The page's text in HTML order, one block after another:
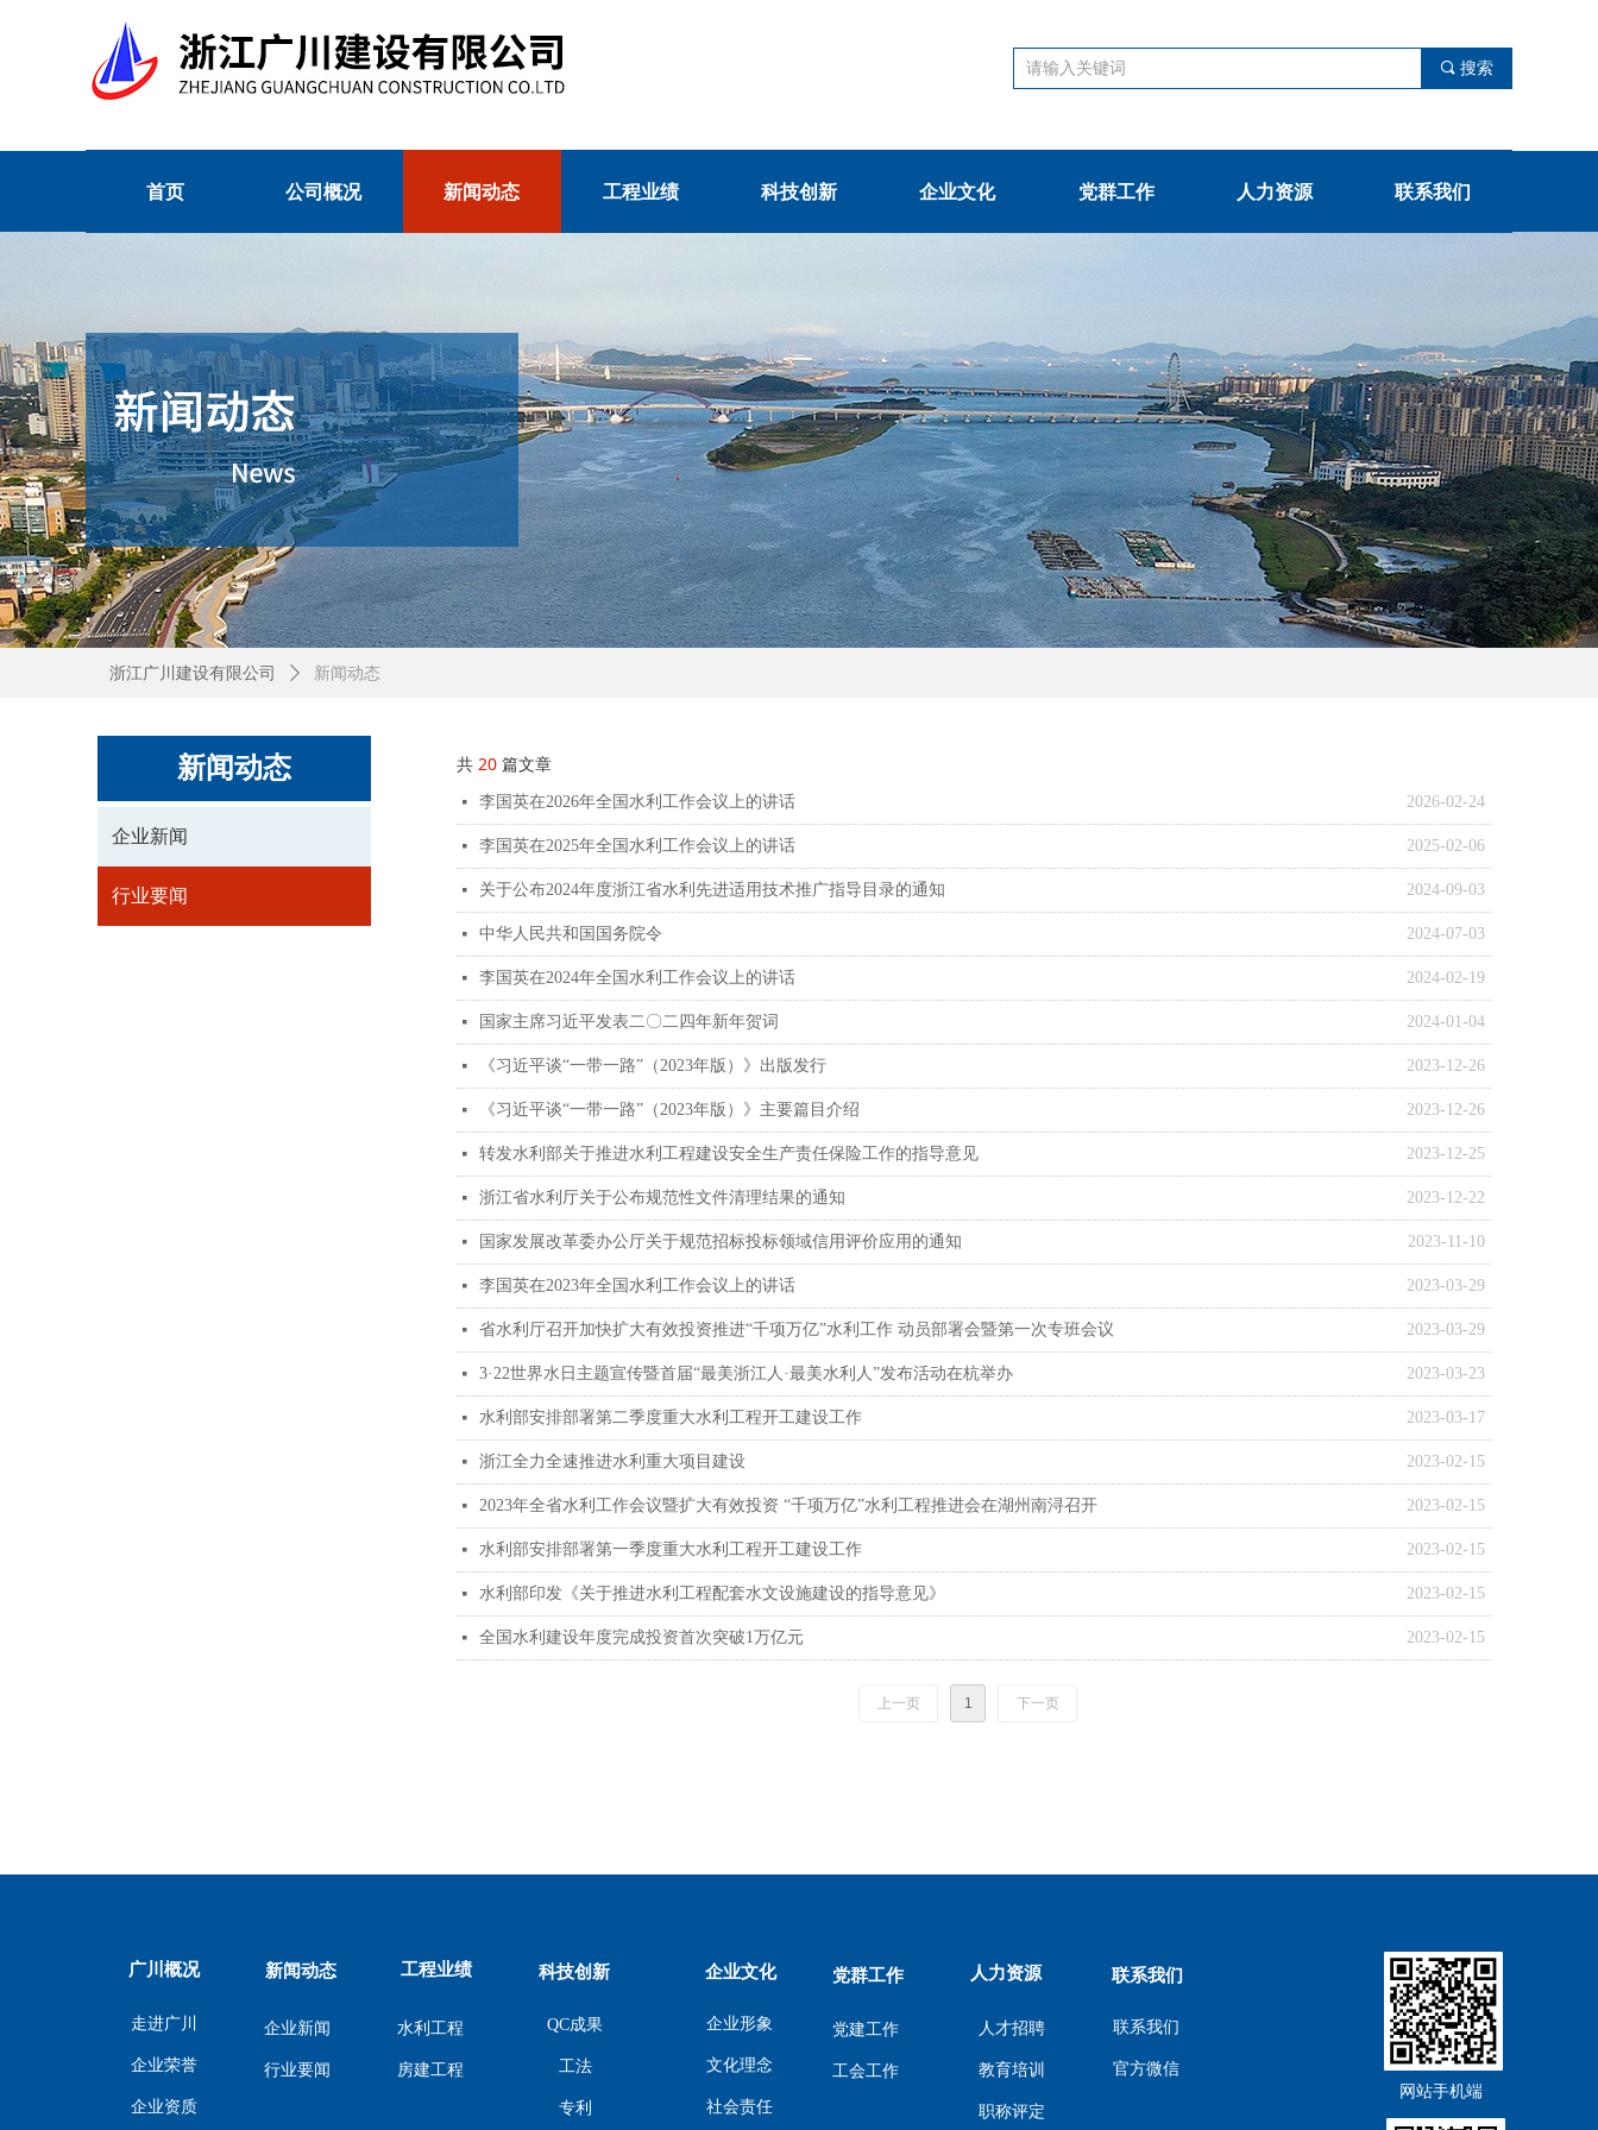
끠 搜索
首页 公司概况 新闻动态 工程业绩 科技创新 企业文化 党群工作 人力资源 联系我们
新闻动态
企业新闻
行业要闻
共 20 篇文章
2026-02-24
넷 李国英在2026年全国水利工作会议上的讲话
2025-02-06
넷 李国英在2025年全国水利工作会议上的讲话
2024-09-03
넷 关于公布2024年度浙江省水利先进适用技术推广指导目录的通知
2024-07-03
넷 中华人民共和国国务院令
2024-02-19
넷 李国英在2024年全国水利工作会议上的讲话
2024-01-04
넷 国家主席习近平发表二〇二四年新年贺词
2023-12-26
넷 《习近平谈“一带一路”（2023年版）》出版发行
2023-12-26
넷 《习近平谈“一带一路”（2023年版）》主要篇目介绍
2023-12-25
넷 转发水利部关于推进水利工程建设安全生产责任保险工作的指导意见
2023-12-22
넷 浙江省水利厅关于公布规范性文件清理结果的通知
2023-11-10
넷 国家发展改革委办公厅关于规范招标投标领域信用评价应用的通知
2023-03-29
넷 李国英在2023年全国水利工作会议上的讲话
2023-03-29
넷 省水利厅召开加快扩大有效投资推进“千项万亿”水利工作 动员部署会暨第一次专班会议
2023-03-23
넷 3·22世界水日主题宣传暨首届“最美浙江人·最美水利人”发布活动在杭举办
2023-03-17
넷 水利部安排部署第二季度重大水利工程开工建设工作
2023-02-15
넷 浙江全力全速推进水利重大项目建设
2023-02-15
넷 2023年全省水利工作会议暨扩大有效投资 “千项万亿”水利工程推进会在湖州南浔召开
2023-02-15
넷 水利部安排部署第一季度重大水利工程开工建设工作
2023-02-15
넷 水利部印发《关于推进水利工程配套水文设施建设的指导意见》
2023-02-15
넷 全国水利建设年度完成投资首次突破1万亿元
上一页 1 下一页
浙江广川建设有限公司 ꄲ 新闻动态
企业新闻
行业要闻
QC成果
工法
专利
水利工程
房建工程
走进广川
企业荣誉
企业资质
广川概况 新闻动态 工程业绩 科技创新
党建工作
工会工作
联系我们
官方微信
人才招聘
教育培训
职称评定
企业形象
文化理念
社会责任
企业文化 党群工作 人力资源 联系我们
网站手机端